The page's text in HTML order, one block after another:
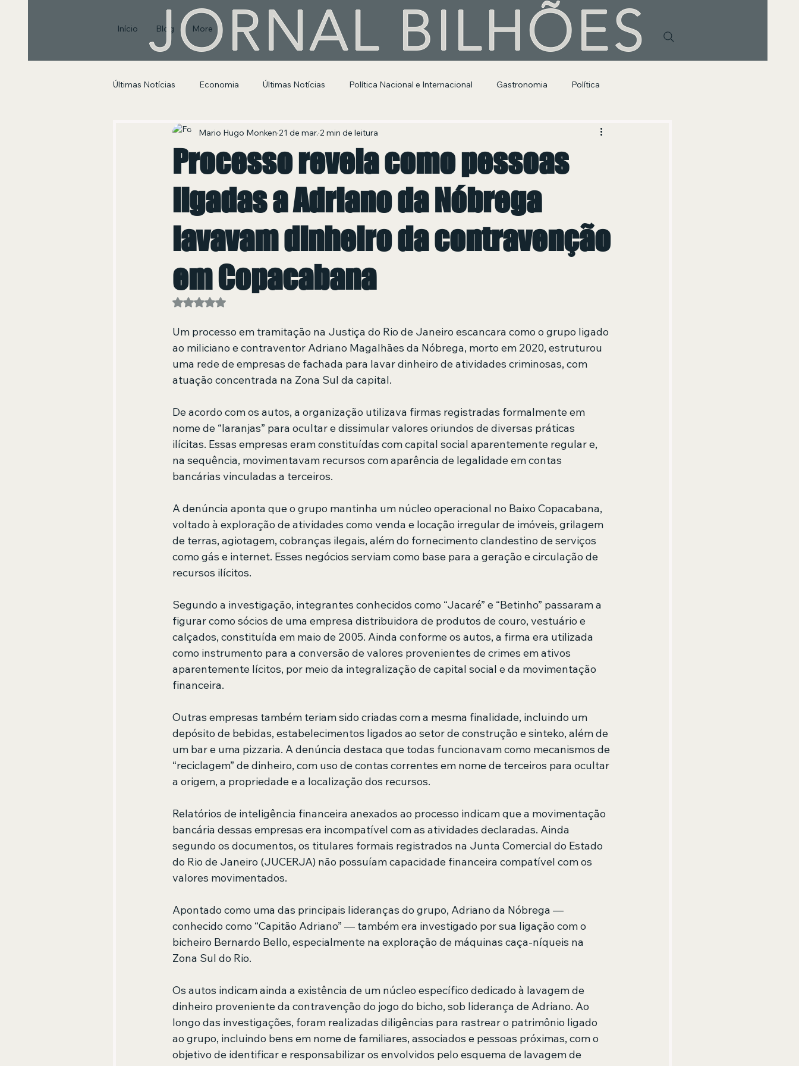
Início Blog More
JORNAL BILHÕES
Últimas Notícias Economia Últimas Notícias Política Nacional e Internacional Gastronomia Política
Segurança Pública e Social Segurança Pública Entretenimento e Cultura
Processo revela como pessoas
ligadas a Adriano da Nóbrega
lavavam dinheiro da contravenção
em Copacabana
Mario Hugo Monken 21 de mar. 2 min de leitura
Avaliado com NaN de 5 estrelas.
Um processo em tramitação na Justiça do Rio de Janeiro escancara como o grupo ligado
ao miliciano e contraventor Adriano Magalhães da Nóbrega, morto em 2020, estruturou
uma rede de empresas de fachada para lavar dinheiro de atividades criminosas, com
atuação concentrada na Zona Sul da capital.
De acordo com os autos, a organização utilizava firmas registradas formalmente em
nome de “laranjas” para ocultar e dissimular valores oriundos de diversas práticas
ilícitas. Essas empresas eram constituídas com capital social aparentemente regular e,
na sequência, movimentavam recursos com aparência de legalidade em contas
bancárias vinculadas a terceiros.
A denúncia aponta que o grupo mantinha um núcleo operacional no Baixo Copacabana,
voltado à exploração de atividades como venda e locação irregular de imóveis, grilagem
de terras, agiotagem, cobranças ilegais, além do fornecimento clandestino de serviços
como gás e internet. Esses negócios serviam como base para a geração e circulação de
recursos ilícitos.
Segundo a investigação, integrantes conhecidos como “Jacaré” e “Betinho” passaram a
figurar como sócios de uma empresa distribuidora de produtos de couro, vestuário e
calçados, constituída em maio de 2005. Ainda conforme os autos, a firma era utilizada
como instrumento para a conversão de valores provenientes de crimes em ativos
aparentemente lícitos, por meio da integralização de capital social e da movimentação
financeira.
Outras empresas também teriam sido criadas com a mesma finalidade, incluindo um
depósito de bebidas, estabelecimentos ligados ao setor de construção e sinteko, além de
um bar e uma pizzaria. A denúncia destaca que todas funcionavam como mecanismos de
“reciclagem” de dinheiro, com uso de contas correntes em nome de terceiros para ocultar
a origem, a propriedade e a localização dos recursos.
Relatórios de inteligência financeira anexados ao processo indicam que a movimentação
bancária dessas empresas era incompatível com as atividades declaradas. Ainda
segundo os documentos, os titulares formais registrados na Junta Comercial do Estado
do Rio de Janeiro (JUCERJA) não possuíam capacidade financeira compatível com os
valores movimentados.
Apontado como uma das principais lideranças do grupo, Adriano da Nóbrega —
conhecido como “Capitão Adriano” — também era investigado por sua ligação com o
bicheiro Bernardo Bello, especialmente na exploração de máquinas caça-níqueis na
Zona Sul do Rio.
Os autos indicam ainda a existência de um núcleo específico dedicado à lavagem de
dinheiro proveniente da contravenção do jogo do bicho, sob liderança de Adriano. Ao
longo das investigações, foram realizadas diligências para rastrear o patrimônio ligado
ao grupo, incluindo bens em nome de familiares, associados e pessoas próximas, com o
objetivo de identificar e responsabilizar os envolvidos pelo esquema de lavagem de